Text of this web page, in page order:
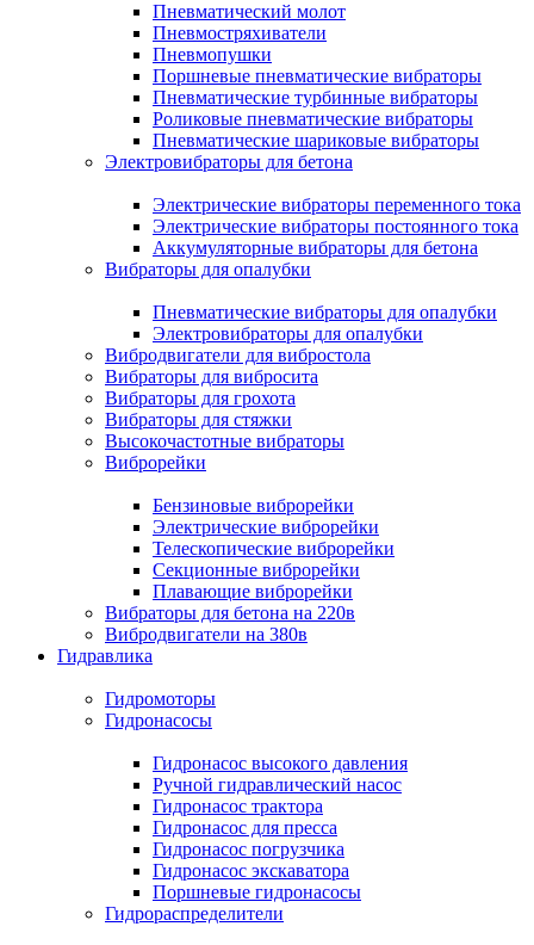
Пневматический молот
Пневмостряхиватели
Пневмопушки
Поршневые пневматические вибраторы
Пневматические турбинные вибраторы
Роликовые пневматические вибраторы
Пневматические шариковые вибраторы
Электровибраторы для бетона
Электрические вибраторы переменного тока
Электрические вибраторы постоянного тока
Аккумуляторные вибраторы для бетона
Вибраторы для опалубки
Пневматические вибраторы для опалубки
Электровибраторы для опалубки
Вибродвигатели для вибростола
Вибраторы для вибросита
Вибраторы для грохота
Вибраторы для стяжки
Высокочастотные вибраторы
Виброрейки
Бензиновые виброрейки
Электрические виброрейки
Телескопические виброрейки
Секционные виброрейки
Плавающие виброрейки
Вибраторы для бетона на 220в
Вибродвигатели на 380в
Гидравлика
Гидромоторы
Гидронасосы
Гидронасос высокого давления
Ручной гидравлический насос
Гидронасос трактора
Гидронасос для пресса
Гидронасос погрузчика
Гидронасос экскаватора
Поршневые гидронасосы
Гидрораспределители